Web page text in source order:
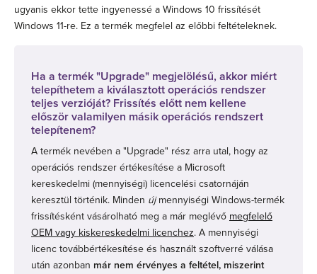
ugyanis ekkor tette ingyenessé a Windows 10 frissítését
Windows 11-re. Ez a termék megfelel az előbbi feltételeknek.
Ha a termék "Upgrade" megjelölésű, akkor miért
telepíthetem a kiválasztott operációs rendszer
teljes verzióját? Frissítés előtt nem kellene
először valamilyen másik operációs rendszert
telepítenem?
A termék nevében a "Upgrade" rész arra utal, hogy az
operációs rendszer értékesítése a Microsoft
kereskedelmi (mennyiségi) licencelési csatornáján
keresztül történik. Minden újmennyiségi Windows-termék
frissítésként vásárolható meg a már meglévő megfelelő
OEM vagy kiskereskedelmi licenchez. A mennyiségi
licenc továbbértékesítése és használt szoftverré válása
után azonban már nem érvényes a feltétel, miszerint